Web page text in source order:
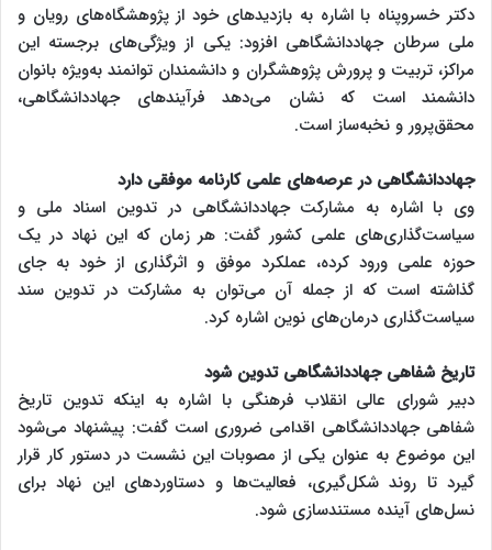
دکتر خسروپناه با اشاره به بازدیدهای خود از پژوهشگاه‌های رویان و
ملی سرطان جهاددانشگاهی افزود: یکی از ویژگی‌های برجسته این
مراکز، تربیت و پرورش پژوهشگران و دانشمندان توانمند به‌ویژه بانوان
دانشمند است که نشان می‌دهد فرآیندهای جهاددانشگاهی،
محقق‌پرور و نخبه‌ساز است.
جهاددانشگاهی در عرصه‌های علمی کارنامه موفقی دارد
وی با اشاره به مشارکت جهاددانشگاهی در تدوین اسناد ملی و
سیاست‌گذاری‌های علمی کشور گفت: هر زمان که این نهاد در یک
حوزه علمی ورود کرده، عملکرد موفق و اثرگذاری از خود به جای
گذاشته است که از جمله آن می‌توان به مشارکت در تدوین سند
سیاست‌گذاری درمان‌های نوین اشاره کرد.
تاریخ شفاهی جهاددانشگاهی تدوین شود
دبیر شورای عالی انقلاب فرهنگی با اشاره به اینکه تدوین تاریخ
شفاهی جهاددانشگاهی اقدامی ضروری است گفت: پیشنهاد می‌شود
این موضوع به عنوان یکی از مصوبات این نشست در دستور کار قرار
گیرد تا روند شکل‌گیری، فعالیت‌ها و دستاوردهای این نهاد برای
نسل‌های آینده مستندسازی شود.